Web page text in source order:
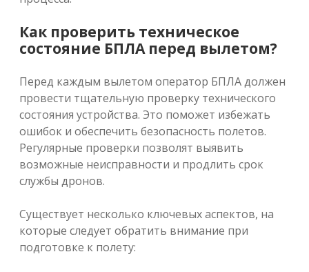
Как проверить техническое
состояние БПЛА перед вылетом?
Перед каждым вылетом оператор БПЛА должен
провести тщательную проверку технического
состояния устройства. Это поможет избежать
ошибок и обеспечить безопасность полетов.
Регулярные проверки позволят выявить
возможные неисправности и продлить срок
службы дронов.
Существует несколько ключевых аспектов, на
которые следует обратить внимание при
подготовке к полету: